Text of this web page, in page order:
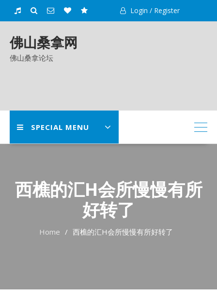
Login / Register
佛山桑拿网
佛山桑拿论坛
SPECIAL MENU
西樵的汇H会所慢慢有所
好转了
Home 西樵的汇H会所慢慢有所好转了